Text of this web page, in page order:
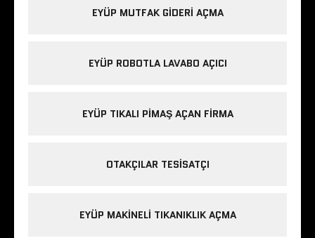
EYÜP MUTFAK GIDERI AÇMA
EYÜP ROBOTLA LAVABO AÇICI
EYÜP TIKALI PIMAŞ AÇAN FIRMA
OTAKÇILAR TESISATÇI
EYÜP MAKINELI TIKANIKLIK AÇMA